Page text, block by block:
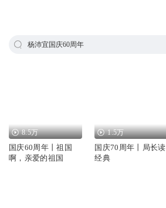
杨沛宜国庆60周年
8.5万
国庆60周年丨祖国
啊，亲爱的祖国
1.5万
国庆70周年丨局长读
经典